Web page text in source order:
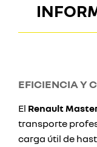
EFICIENCIA Y
El Renault
transporte
carga útil de